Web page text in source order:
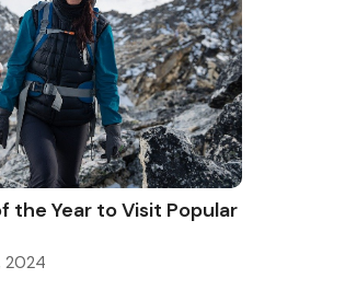
the Year to Visit Popular
2024